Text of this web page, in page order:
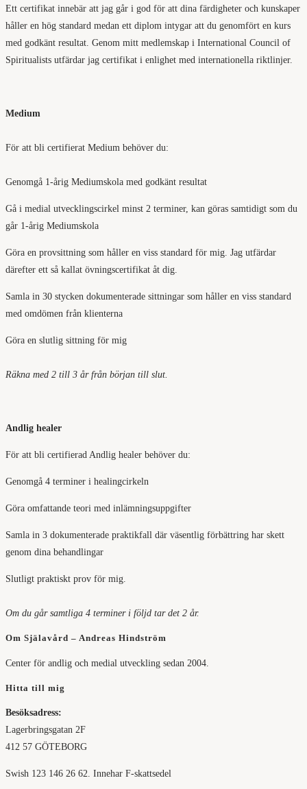
Ett certifikat innebär att jag går i god för att dina färdigheter och kunskaper
håller en hög standard medan ett diplom intygar att du genomfört en kurs
med godkänt resultat. Genom mitt medlemskap i International Council of
Spiritualists utfärdar jag certifikat i enlighet med internationella riktlinjer.
Medium
För att bli certifierat Medium behöver du:
Genomgå 1-årig Mediumskola med godkänt resultat
Gå i medial utvecklingscirkel minst 2 terminer, kan göras samtidigt som du
går 1-årig Mediumskola
Göra en provsittning som håller en viss standard för mig. Jag utfärdar
därefter ett så kallat övningscertifikat åt dig.
Samla in 30 stycken dokumenterade sittningar som håller en viss standard
med omdömen från klienterna
Göra en slutlig sittning för mig
Räkna med 2 till 3 år från början till slut.
Andlig healer
För att bli certifierad Andlig healer behöver du:
Genomgå 4 terminer i healingcirkeln
Göra omfattande teori med inlämningsuppgifter
Samla in 3 dokumenterade praktikfall där väsentlig förbättring har skett
genom dina behandlingar
Slutligt praktiskt prov för mig.
Om du går samtliga 4 terminer i följd tar det 2 år.
Om Själavård – Andreas Hindström
Center för andlig och medial utveckling sedan 2004.
Hitta till mig
Besöksadress:
Lagerbringsgatan 2F
412 57 GÖTEBORG
Swish 123 146 26 62. Innehar F-skattsedel